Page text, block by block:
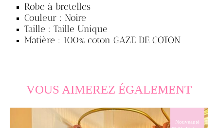
Robe à bretelles
Couleur : Noire
Taille : Taille Unique
Matière : 100% coton GAZE DE COTON
VOUS AIMEREZ ÉGALEMENT
Nouveauté